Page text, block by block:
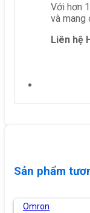
Với hơn
và mang
Liên hệ
Sản phẩm
Omron